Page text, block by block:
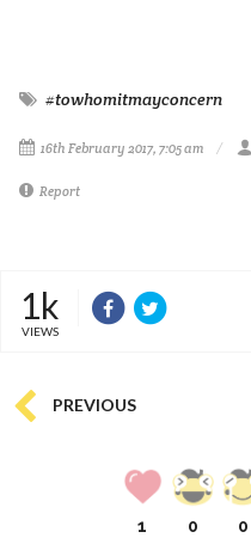
#towhomitmayconcern
16th February 2017, 7:05 am
Report
1k
VIEWS
PREVIOUS
1 0 0